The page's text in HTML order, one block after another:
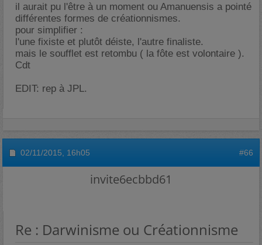
il aurait pu l'être à un moment ou Amanuensis a pointé
différentes formes de créationnismes.
pour simplifier :
l'une fixiste et plutôt déiste, l'autre finaliste.
mais le soufflet est retombu ( la fôte est volontaire ).
Cdt
EDIT: rep à JPL.
02/11/2015, 16h05 #66
invite6ecbbd61
Re : Darwinisme ou Créationnisme